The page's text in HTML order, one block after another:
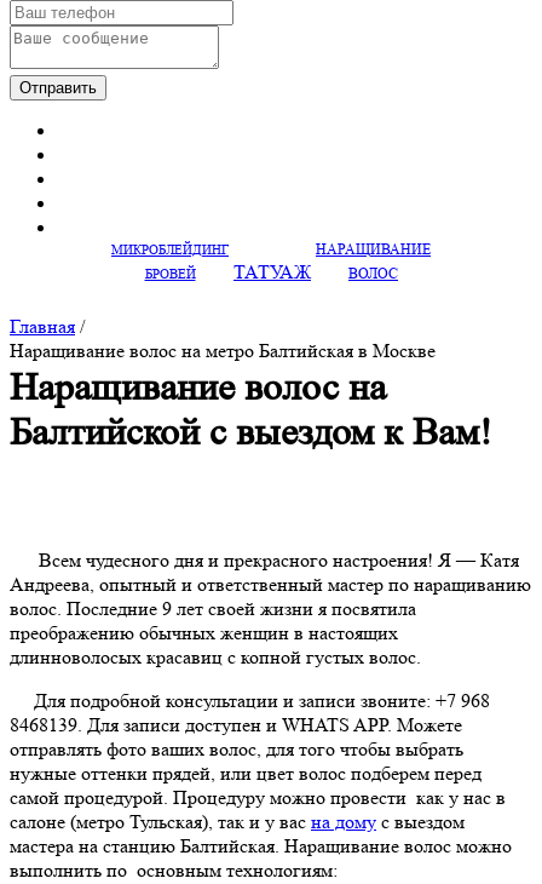
Отправить
МИКРОБЛЕЙДИНГ
БРОВЕЙ
ТАТУАЖ
НАРАЩИВАНИЕ
ВОЛОС
Главная /
Наращивание волос на метро Балтийская в Москве
Наращивание волос на
Балтийской с выездом к Вам!
Всем чудесного дня и прекрасного настроения! Я — Катя
Андреева, опытный и ответственный мастер по наращиванию
волос. Последние 9 лет своей жизни я посвятила
преображению обычных женщин в настоящих
длинноволосых красавиц с копной густых волос.
Для подробной консультации и записи звоните: +7 968
8468139. Для записи доступен и WHATS APP. Можете
отправлять фото ваших волос, для того чтобы выбрать
нужные оттенки прядей, или цвет волос подберем перед
самой процедурой. Процедуру можно провести как у нас в
салоне (метро Тульская), так и у вас на дому с выездом
мастера на станцию Балтийская. Наращивание волос можно
выполнить по основным технологиям: